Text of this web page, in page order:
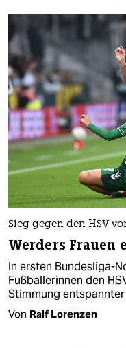
Sieg gegen den HSV
Werders Frauen
In ersten Bundesliga-
Fußballerinnen den
Stimmung
Von Ralf Lorenzen